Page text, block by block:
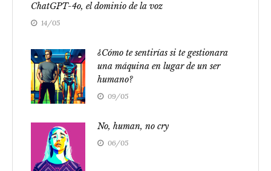
ChatGPT-4o, el dominio de la voz
14/05
¿Cómo te sentirías si te gestionara
una máquina en lugar de un ser
humano?
09/05
No, human, no cry
06/05